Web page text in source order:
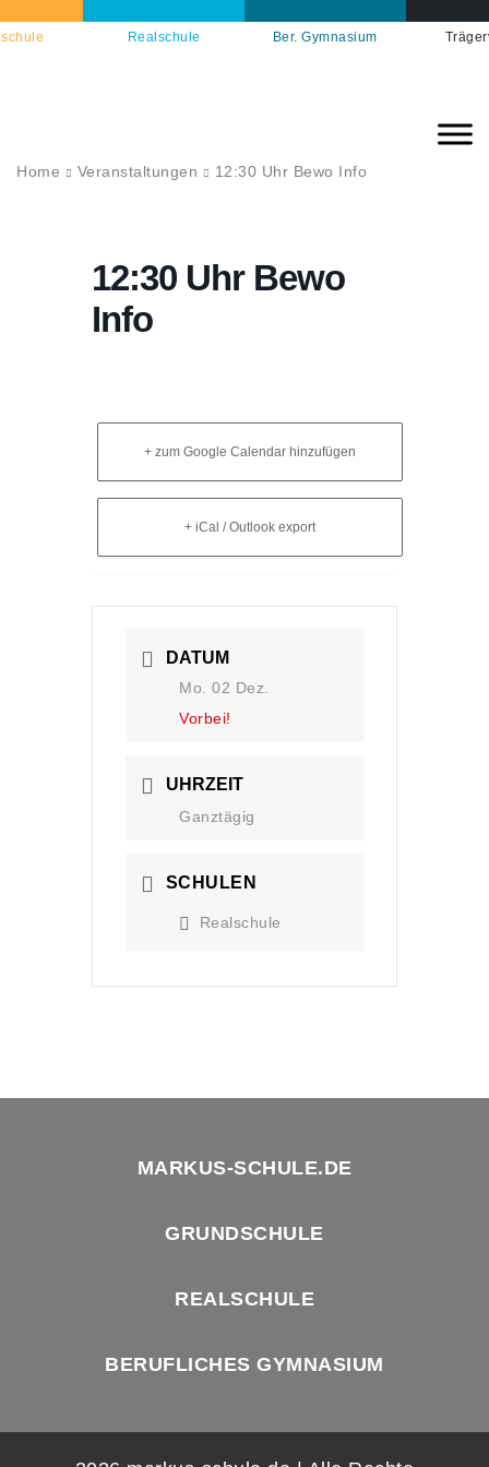
Realschule Ber. Gymnasium
Home Veranstaltungen 12:30 Uhr Bewo Info
12:30 Uhr Bewo
Info
+ zum Google Calendar hinzufügen
+ iCal / Outlook export
DATUM
Mo. 02 Dez.
Vorbei!
UHRZEIT
Ganztägig
SCHULEN
Realschule
MARKUS-SCHULE.DE
GRUNDSCHULE
REALSCHULE
BERUFLICHES GYMNASIUM